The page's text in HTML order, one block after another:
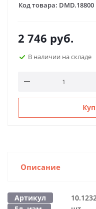
Код товара: DMD.18800
2 746 руб.
В наличии на складе
Описание
Артикул